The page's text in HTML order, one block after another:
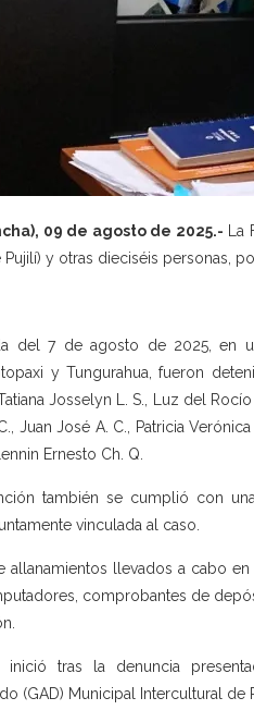
09 de agosto de 2025.- La
Pujilí) y otras dieciséis personas,
del 7 de agosto de 2025, en
y Tungurahua, fueron
Josselyn L. S., Luz del
Juan José A. C., Patricia
Ernesto Ch. Q.
también se cumplió con
vinculada al caso.
allanamientos llevados a cabo
comprobantes de
inició tras la denuncia
(GAD) Municipal Intercultural de